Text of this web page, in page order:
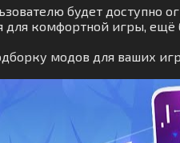
будет
для комфортной игры,
модов для ваших